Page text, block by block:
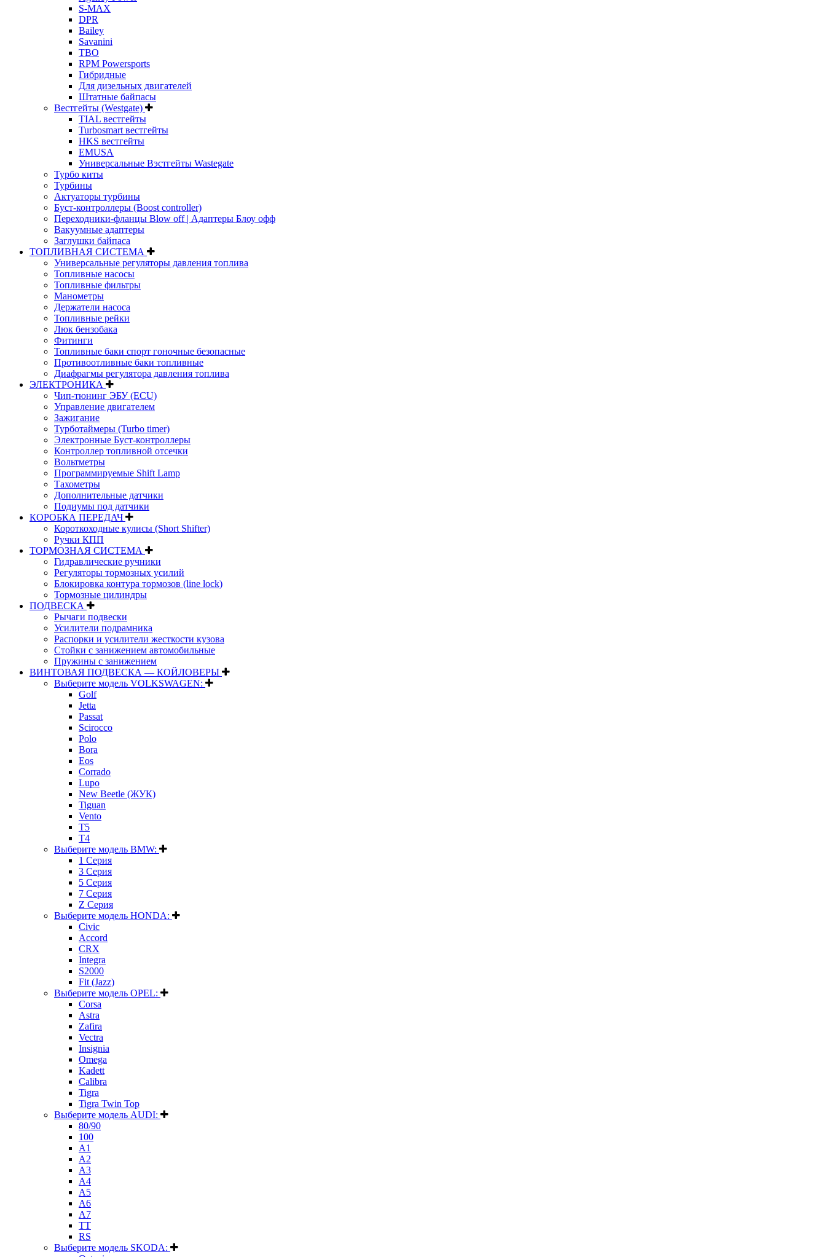
S-MAX
DPR
Bailey
Savanini
TBO
RPM Powersports
Гибридные
Для дизельных двигателей
Штатные байпасы
Вестгейты (Westgate)
TIAL вестгейты
Turbosmart вестгейты
HKS вестгейты
EMUSA
Универсальные Вэстгейты Wastegate
Турбо киты
Турбины
Актуаторы турбины
Буст-контроллеры (Boost controller)
Переходники-фланцы Blow off | Адаптеры Блоу офф
Вакуумные адаптеры
Заглушки байпаса
ТОПЛИВНАЯ СИСТЕМА
Универсальные регуляторы давления топлива
Топливные насосы
Топливные фильтры
Манометры
Держатели насоса
Топливные рейки
Люк бензобака
Фитинги
Топливные баки спорт гоночные безопасные
Противоотливные баки топливные
Диафрагмы регулятора давления топлива
ЭЛЕКТРОНИКА
Чип-тюнинг ЭБУ (ECU)
Управление двигателем
Зажигание
Турботаймеры (Turbo timer)
Электронные Буст-контроллеры
Контроллер топливной отсечки
Вольтметры
Программируемые Shift Lamp
Тахометры
Дополнительные датчики
Подиумы под датчики
КОРОБКА ПЕРЕДАЧ
Короткоходные кулисы (Short Shifter)
Ручки КПП
ТОРМОЗНАЯ СИСТЕМА
Гидравлические ручники
Регуляторы тормозных усилий
Блокировка контура тормозов (line lock)
Тормозные цилиндры
ПОДВЕСКА
Рычаги подвески
Усилители подрамника
Распорки и усилители жесткости кузова
Стойки с занижением автомобильные
Пружины с занижением
ВИНТОВАЯ ПОДВЕСКА — КОЙЛОВЕРЫ
Выберите модель VOLKSWAGEN:
Golf
Jetta
Passat
Scirocco
Polo
Bora
Eos
Corrado
Lupo
New Beetle (ЖУК)
Tiguan
Vento
T5
T4
Выберите модель BMW:
1 Серия
3 Серия
5 Серия
7 Серия
Z Серия
Выберите модель HONDA:
Civic
Accord
CRX
Integra
S2000
Fit (Jazz)
Выберите модель OPEL:
Corsa
Astra
Zafira
Vectra
Insignia
Omega
Kadett
Calibra
Tigra
Tigra Twin Top
Выберите модель AUDI:
80/90
100
A1
A2
A3
A4
A5
A6
A7
TT
RS
Выберите модель SKODA: